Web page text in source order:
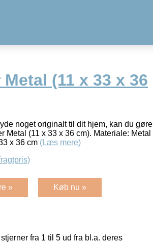
(11 x 33 x 36
noget originalt til dit hjem, kan du gøre
Metal (11 x 33 x 36 cm). Materiale: Metal
x 36 cm (Læs mere)
» Køb nu »
fra 1 til 5 ud fra bl.a. deres